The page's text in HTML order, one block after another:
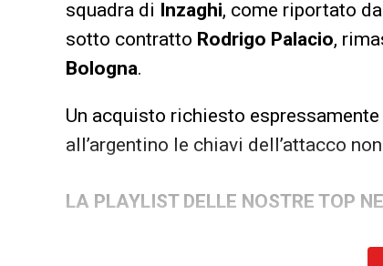
squadra di Inzaghi, come riportato
sotto contratto Rodrigo Palacio,
Bologna.
Un acquisto richiesto
all’argentino le chiavi dell’attacco
LA PLAYLIST DELLE NOSTRE TOP